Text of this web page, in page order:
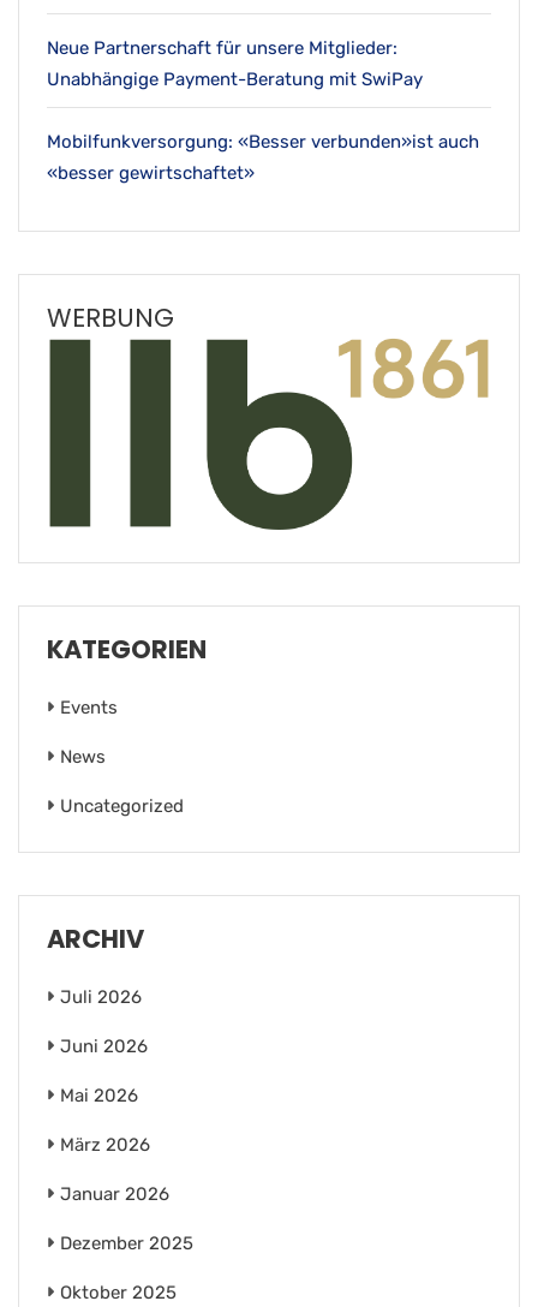
Neue Partnerschaft für unsere Mitglieder:
Unabhängige Payment-Beratung mit SwiPay
Mobilfunkversorgung: «Besser verbunden»ist auch
«besser gewirtschaftet»
WERBUNG
KATEGORIEN
Events
News
Uncategorized
ARCHIV
Juli 2026
Juni 2026
Mai 2026
März 2026
Januar 2026
Dezember 2025
Oktober 2025